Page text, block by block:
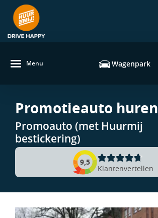
Menu Wagenpark
Promotieauto huren
Promoauto (met Huurmij
bestickering)
9,5
Klantenvertellen